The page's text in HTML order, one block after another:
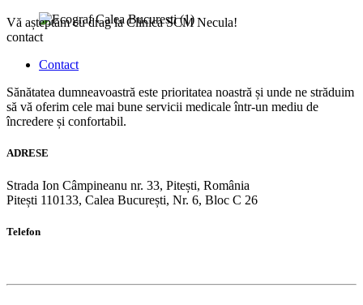
Vă așteptăm cu drag la Clinica SCM Necula!
contact
Contact
Sănătatea dumneavoastră este prioritatea noastră și unde ne străduim
să vă oferim cele mai bune servicii medicale într-un mediu de
încredere și confortabil.
ADRESE
Strada Ion Câmpineanu nr. 33, Pitești, România
Pitești 110133, Calea București, Nr. 6, Bloc C 26
Telefon